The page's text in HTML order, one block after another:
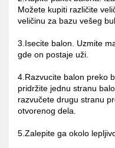
Možete kupiti različite
veličinu za bazu vešeg
3.Isecite balon. Uzmite
gde on postaje uži.
4.Razvucite balon preko
pridržite jednu stranu
razvučete drugu stranu
otvorenog dela.
5.Zalepite ga okolo